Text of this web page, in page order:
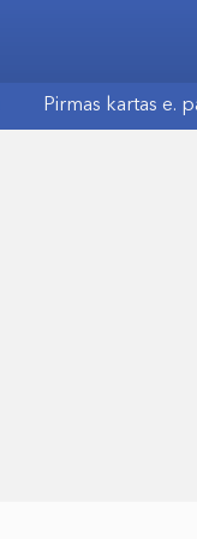
Pirmas kartas e.